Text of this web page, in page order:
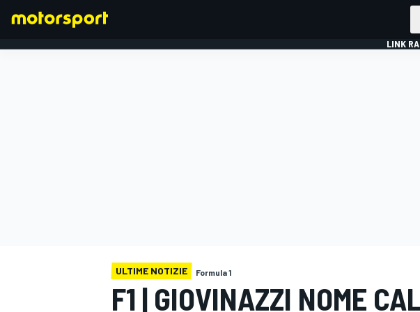
LINK
ULTIME NOTIZIE Formula 1
F1 | GIOVINAZZI NOME